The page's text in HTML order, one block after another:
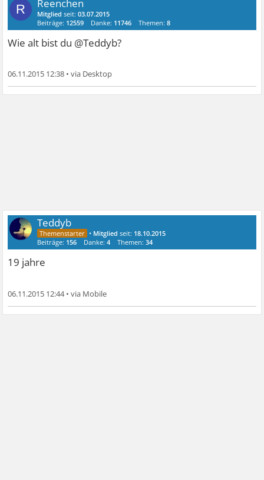
R Reenchen
Mitglied seit:03.07.2015
Beiträge: 12559 Danke: 11746 Themen:8
Wie alt bist du @Teddyb?
06.11.2015 12:38 •
Teddyb
• Mitglied seit: 18.10.2015
Beiträge: 156 Danke:4 Themen:34
19 jahre
06.11.2015 12:44•